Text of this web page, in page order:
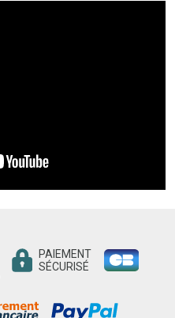
PAIEMENT
SÉCURISÉ